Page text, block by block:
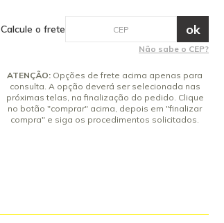
8x de R$ 90,63 sem juros
9x de R$ 80,56 sem juros
Calcule o frete
Não sabe o CEP?
ATENÇÃO: Opções de frete acima apenas para
consulta. A opção deverá ser selecionada nas
próximas telas, na finalização do pedido. Clique
no botão "comprar" acima, depois em "finalizar
compra" e siga os procedimentos solicitados.